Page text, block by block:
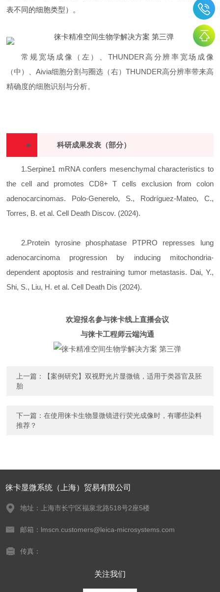
表不同的细胞类型）。
常规宽场成像（左）、THUNDER高分辨率宽场成像
（中）、Aivia细胞分割与圈选（右）THUNDER高分辨率带来高
精确度的细胞识别与分析。
► 科研成果发表（部分）
1.Serpine1 mRNA confers mesenchymal characteristics to
the cell and promotes CD8+ T cells exclusion from colon
adenocarcinomas. Polo-Generelo, S., Rodríguez-Mateo, C.,
Torres, B. et al. Cell Death Discov. (2024).
2.Protein tyrosine phosphatase PTPRO represses lung
adenocarcinoma progression by inducing mitochondria-
dependent apoptosis and restraining tumor metastasis. Dai, Y.,
Shi, S., Liu, H. et al. Cell Death Dis (2024).
欢迎报名参与徕卡线上直播会议
与徕卡工程师云端沟通
上一篇：
【案例研究】双视野光片显微镜，适用于类器官及胚
胎
下一篇：在使用徕卡生物显微镜进行荧光成像时，有哪些染料
推荐？
徕卡显微系统（上海）贸易有限公司
地址：上海市长宁区福泉北路518号2座5楼
邮箱：lmscn.customers@leica-microsystems.com
传真：
关注我们